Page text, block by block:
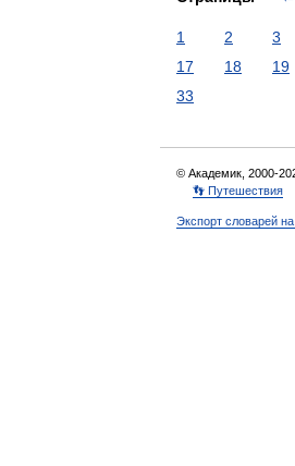
1 2 3
17
18 19
33
© Академик, 2000-
👣 Путешествия
Экспорт словарей